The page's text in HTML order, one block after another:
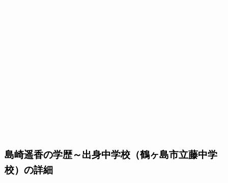
島崎遥香の学歴～出身中学校（鶴ヶ島市立藤中学
校）の詳細